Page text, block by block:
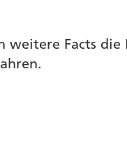
weitere Facts